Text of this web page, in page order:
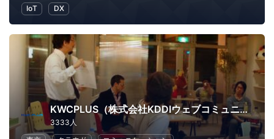
IoT
DX
KWCPLUS（株式会社KDDIウェブコミュニケーションズ）
3333人